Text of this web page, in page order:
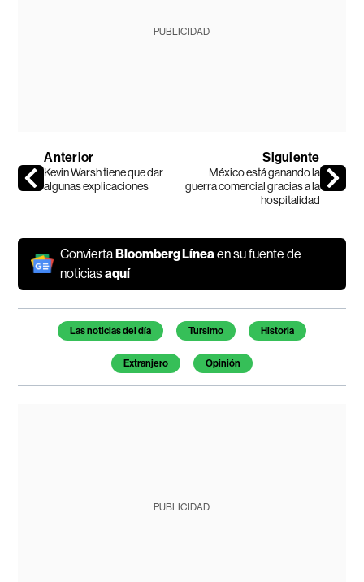
PUBLICIDAD
Anterior
Kevin Warsh tiene que dar
algunas explicaciones
Siguiente
México está ganando la
guerra comercial gracias a la
hospitalidad
ConviertaBloomberg Línea en su fuente de
noticiasaquí
Temas de este artículo
Las noticias del día Tursimo Historia
Extranjero Opinión
PUBLICIDAD